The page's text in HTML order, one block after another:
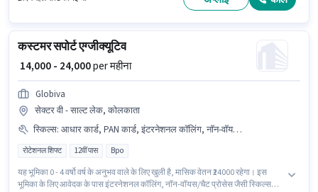
कस्टमर सपोर्ट एग्जीक्यूटिव
₹ 14,000 - 24,000per महीना
Globiva
सेक्टर वी - साल्ट लेक, कोलकाता
स्किल्स: आधार कार्ड, PAN कार्ड, इंटरनेशनल कॉलिंग, नॉन-वॉयस/चैट प्रोसेस
रोटेशनल शिफ्ट 12वीं पास Bpo
यह भूमिका 0 - 4 वर्षो वर्ष के अनुभव वाले के लिए खुली है, मासिक वेतन ₹24000 रहेगा। इस
भूमिका के लिए आवेदक के पास इंटरनेशनल कॉलिंग, नॉन-वॉयस/चैट प्रोसेस जैसी स्किल्स